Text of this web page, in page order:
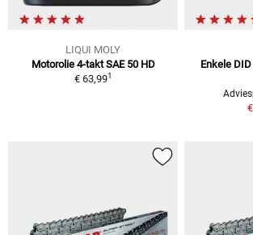
LIQUI MOLY
Motorolie 4-takt SAE 50 HD
€ 63,991
Enkele